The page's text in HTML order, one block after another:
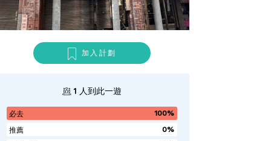
加入計劃
1 人到此一遊
必去
100%
推薦
0%